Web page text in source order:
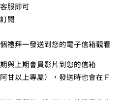
服即可
閱
禮拜一發送到您的電子信箱觀看
與上期會員影片到您的信箱
甘以上專屬）， 發送時也會在Ｆ